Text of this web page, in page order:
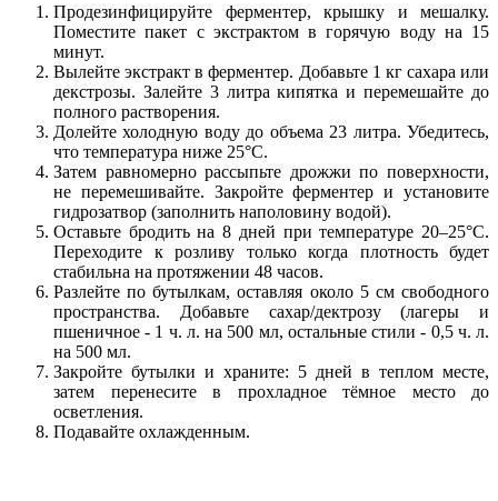
Продезинфицируйте ферментер, крышку и мешалку.
Поместите пакет с экстрактом в горячую воду на 15
минут.
Вылейте экстракт в ферментер. Добавьте 1 кг сахара или
декстрозы. Залейте 3 литра кипятка и перемешайте до
полного растворения.
Долейте холодную воду до объема 23 литра. Убедитесь,
что температура ниже 25°C.
Затем равномерно рассыпьте дрожжи по поверхности,
не перемешивайте. Закройте ферментер и установите
гидрозатвор (заполнить наполовину водой).
Оставьте бродить на 8 дней при температуре 20–25°C.
Переходите к розливу только когда плотность будет
стабильна на протяжении 48 часов.
Разлейте по бутылкам, оставляя около 5 см свободного
пространства. Добавьте сахар/дектрозу (лагеры и
пшеничное - 1 ч. л. на 500 мл, остальные стили - 0,5 ч. л.
на 500 мл.
Закройте бутылки и храните: 5 дней в теплом месте,
затем перенесите в прохладное тёмное место до
осветления.
Подавайте охлажденным.